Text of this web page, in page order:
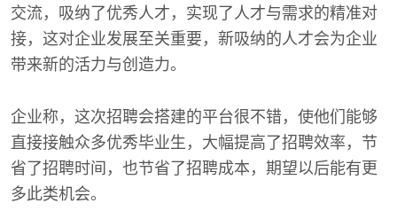
交流，吸纳了优秀人才，实现了人才与需求的精准对
接，这对企业发展至关重要，新吸纳的人才会为企业
带来新的活力与创造力。
企业称，这次招聘会搭建的平台很不错，使他们能够
直接接触众多优秀毕业生，大幅提高了招聘效率，节
省了招聘时间，也节省了招聘成本，期望以后能有更
多此类机会。